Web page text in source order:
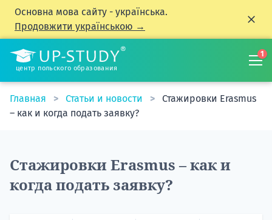
Основна мова сайту - українська.
Продовжити українською →
центр польского образования
1
Главная Статьи и новости
Стажировки Erasmus
– как и когда подать заявку?
Стажировки Erasmus – как и
когда подать заявку?